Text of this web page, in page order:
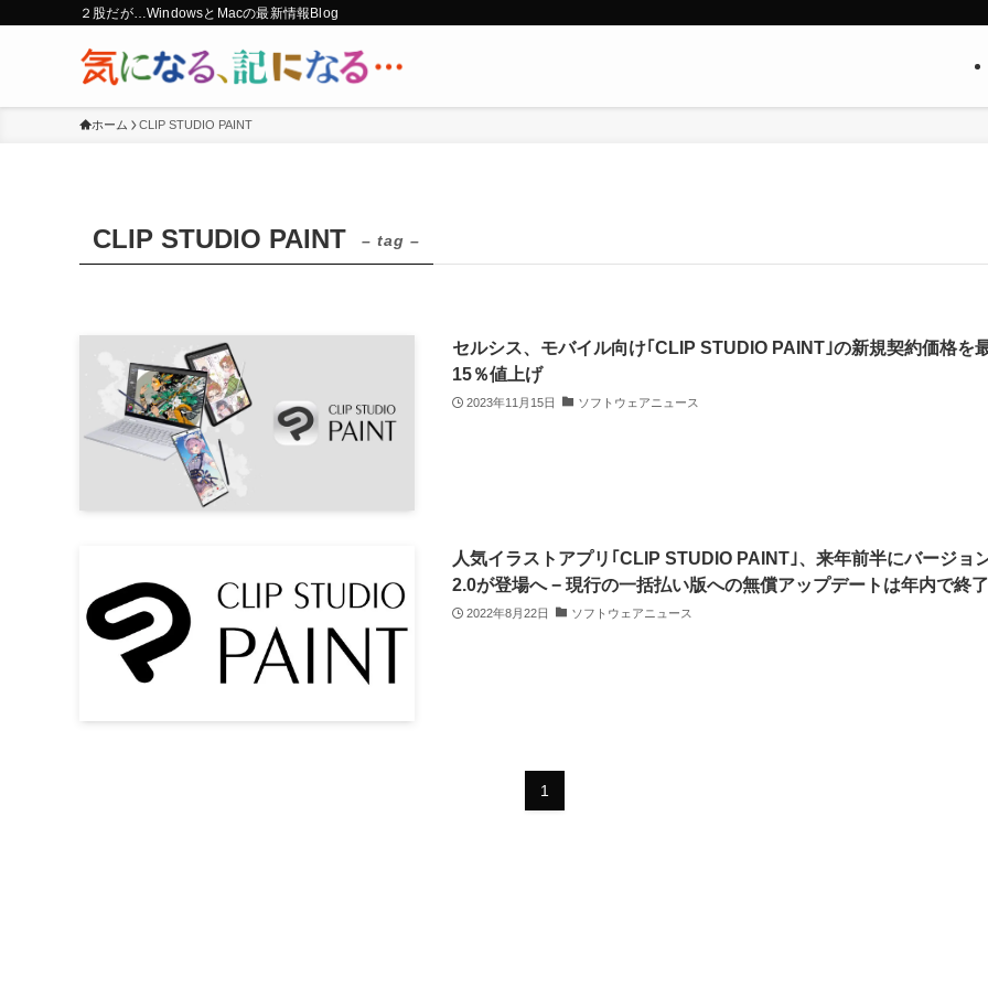
２股だが…WindowsとMacの最新情報Blog
ホーム CLIP STUDIO PAINT
CLIP STUDIO PAINT – tag –
セルシス、モバイル向け｢CLIP STUDIO PAINT｣の新規契約価格を
15％値上げ
2023年11月15日 ソフトウェアニュース
人気イラストアプリ｢CLIP STUDIO PAINT｣、来年前半にバージョ
2.0が登場へ − 現行の一括払い版への無償アップデートは年内で終了
2022年8月22日 ソフトウェアニュース
1